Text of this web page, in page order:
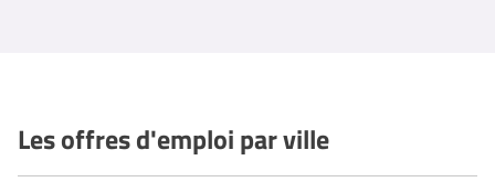
Les offres d'emploi par ville